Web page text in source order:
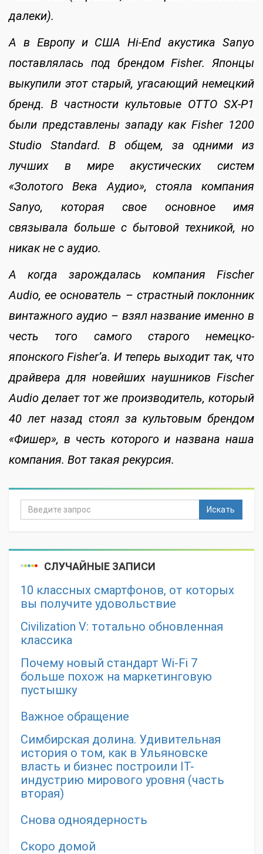
далеки).
А в Европу и США Hi-End акустика Sanyo
поставлялась под брендом Fisher. Японцы
выкупили этот старый, угасающий немецкий
бренд. В частности культовые OTTO SX-P1
были представлены западу как Fisher 1200
Studio Standard. В общем, за одними из
лучших в мире акустических систем
«Золотого Века Аудио», стояла компания
Sanyo, которая свое основное имя
связывала больше с бытовой техникой, но
никак не с аудио.
А когда зарождалась компания Fischer
Audio, ее основатель – страстный поклонник
винтажного аудио – взял название именно в
честь того самого старого немецко-
японского Fisher’а. И теперь выходит так, что
драйвера для новейших наушников Fischer
Audio делает тот же производитель, который
40 лет назад стоял за культовым брендом
«Фишер», в честь которого и названа наша
компания. Вот такая рекурсия.
Искать
СЛУЧАЙНЫЕ ЗАПИСИ
10 классных смартфонов, от которых
вы получите удовольствие
Civilization V: тотально обновленная
классика
Почему новый стандарт Wi-Fi 7
больше похож на маркетинговую
пустышку
Важное обращение
Симбирская долина. Удивительная
история о том, как в Ульяновске
власть и бизнес построили IT-
индустрию мирового уровня (часть
вторая)
Снова одноядерность
Скоро домой